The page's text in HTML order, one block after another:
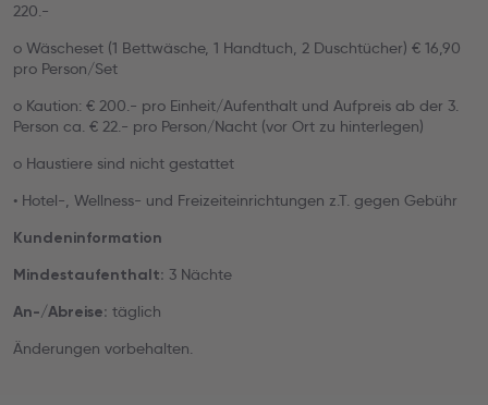
220.-
o Wäscheset (1 Bettwäsche, 1 Handtuch, 2 Duschtücher) € 16,90
pro Person/Set
o Kaution: € 200.- pro Einheit/Aufenthalt und Aufpreis ab der 3.
Person ca. € 22.- pro Person/Nacht (vor Ort zu hinterlegen)
o Haustiere sind nicht gestattet
• Hotel-, Wellness- und Freizeiteinrichtungen z.T. gegen Gebühr
Kundeninformation
Mindestaufenthalt: 3 Nächte
An-/Abreise: täglich
Änderungen vorbehalten.